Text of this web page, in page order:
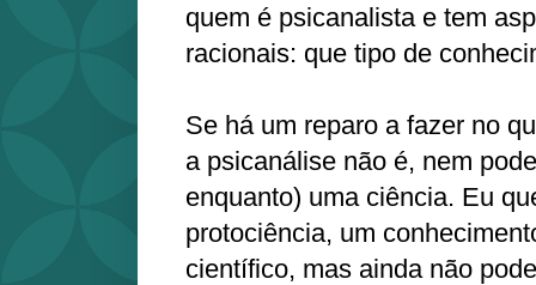
quem é psicanalista e tem
racionais: que tipo de
Se há um reparo a fazer no
a psicanálise não é, nem
enquanto) uma ciência. Eu
protociência, um
científico, mas ainda não